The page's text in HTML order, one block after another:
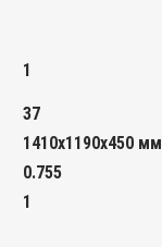
1
37
1410х1190х450 мм
0.755
1